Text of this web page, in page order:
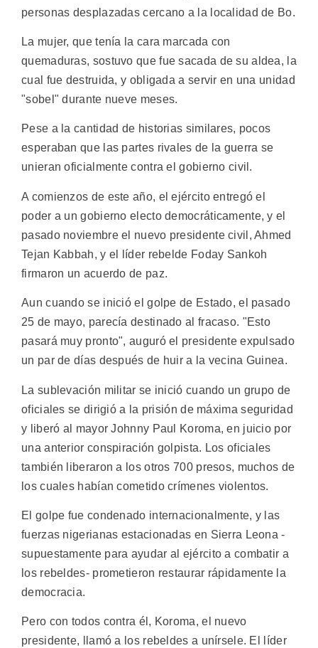
personas desplazadas cercano a la localidad de Bo.
La mujer, que tenía la cara marcada con
quemaduras, sostuvo que fue sacada de su aldea, la
cual fue destruida, y obligada a servir en una unidad
"sobel" durante nueve meses.
Pese a la cantidad de historias similares, pocos
esperaban que las partes rivales de la guerra se
unieran oficialmente contra el gobierno civil.
A comienzos de este año, el ejército entregó el
poder a un gobierno electo democráticamente, y el
pasado noviembre el nuevo presidente civil, Ahmed
Tejan Kabbah, y el líder rebelde Foday Sankoh
firmaron un acuerdo de paz.
Aun cuando se inició el golpe de Estado, el pasado
25 de mayo, parecía destinado al fracaso. "Esto
pasará muy pronto", auguró el presidente expulsado
un par de días después de huir a la vecina Guinea.
La sublevación militar se inició cuando un grupo de
oficiales se dirigió a la prisión de máxima seguridad
y liberó al mayor Johnny Paul Koroma, en juicio por
una anterior conspiración golpista. Los oficiales
también liberaron a los otros 700 presos, muchos de
los cuales habían cometido crímenes violentos.
El golpe fue condenado internacionalmente, y las
fuerzas nigerianas estacionadas en Sierra Leona -
supuestamente para ayudar al ejército a combatir a
los rebeldes- prometieron restaurar rápidamente la
democracia.
Pero con todos contra él, Koroma, el nuevo
presidente, llamó a los rebeldes a unírsele. El líder